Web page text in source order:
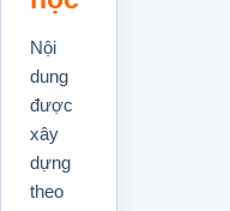
Nội
dung
được
xây
dựng
theo